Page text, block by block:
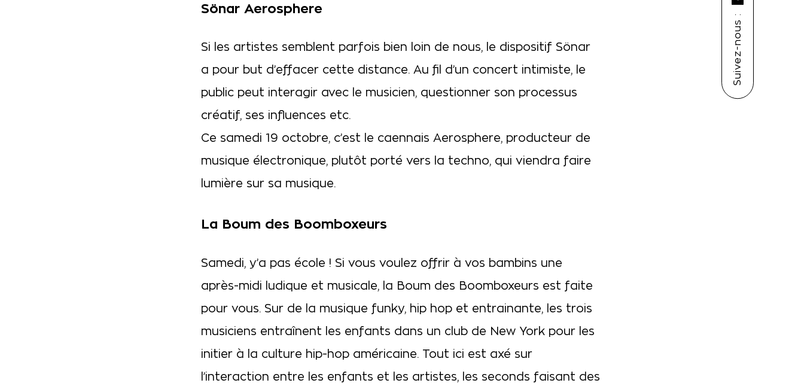
Suivez-nous :
Sönar Aerosphere
Si les artistes semblent parfois bien loin de nous, le dispositif Sönar
a pour but d’effacer cette distance. Au fil d’un concert intimiste, le
public peut interagir avec le musicien, questionner son processus
créatif, ses influences etc.
Ce samedi 19 octobre, c’est le caennais Aerosphere, producteur de
musique électronique, plutôt porté vers la techno, qui viendra faire
lumière sur sa musique.
La Boum des Boomboxeurs
Samedi, y’a pas école ! Si vous voulez offrir à vos bambins une
après-midi ludique et musicale, la Boum des Boomboxeurs est faite
pour vous. Sur de la musique funky, hip hop et entrainante, les trois
musiciens entraînent les enfants dans un club de New York pour les
initier à la culture hip-hop américaine. Tout ici est axé sur
l’interaction entre les enfants et les artistes, les seconds faisant des